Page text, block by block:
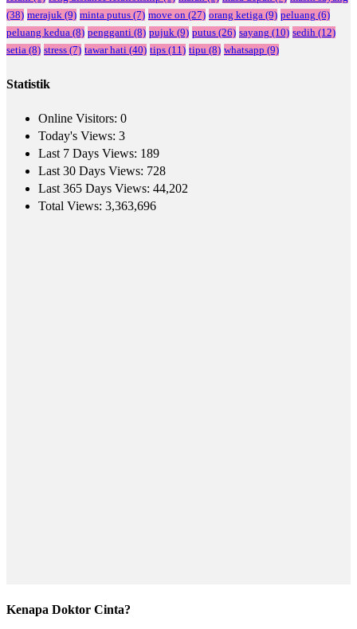
(38) merajuk (9) minta putus (7) move on (27) orang ketiga (9) peluang (6)
peluang kedua (8) pengganti (8) pujuk (9) putus (26) sayang (10) sedih (12)
setia (8) stress (7) tawar hati (40) tips (11) tipu (8) whatsapp (9)
Statistik
Online Visitors: 0
Today's Views: 3
Last 7 Days Views: 189
Last 30 Days Views: 728
Last 365 Days Views: 44,202
Total Views: 3,363,696
Kenapa Doktor Cinta?